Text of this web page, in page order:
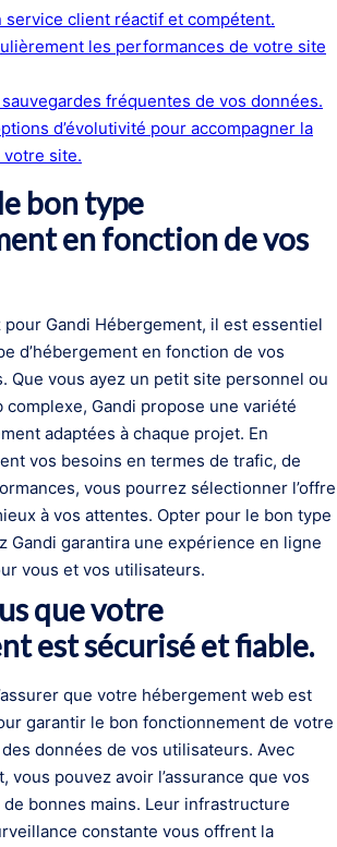
service client réactif et compétent.
les performances de votre site
fréquentes de vos données.
d’évolutivité pour accompagner la
site.
bon type
en fonction de vos
Gandi Hébergement, il est essentiel
d’hébergement en fonction de vos
Que vous ayez un petit site personnel ou
complexe, Gandi propose une variété
adaptées à chaque projet. En
vos besoins en termes de trafic, de
vous pourrez sélectionner l’offre
à vos attentes. Opter pour le bon type
Gandi garantira une expérience en ligne
vous et vos utilisateurs.
que votre
est sécurisé et fiable.
que votre hébergement web est
garantir le bon fonctionnement de votre
données de vos utilisateurs. Avec
vous pouvez avoir l’assurance que vos
bonnes mains. Leur infrastructure
constante vous offrent la